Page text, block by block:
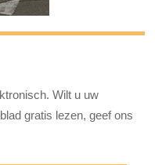
Wilt u uw
gratis lezen, geef ons